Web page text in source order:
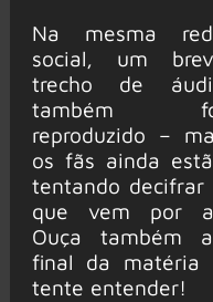
Na mesma
social, um
trecho de
também
reproduzido –
os fãs ainda
tentando decifrar
que vem por
Ouça também
final da matéria
tente entender!